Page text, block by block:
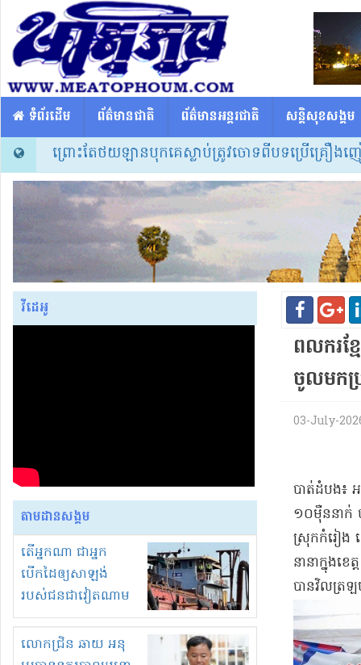
​​ ទំព័រដើម ព័ត៌មានជាតិ ព័ត៌មានអន្តរជាតិ សន្តិសុខសង្គម
នាក់ព្រោះតែថយឡានបុកគេស្លាប់ត្រូវចោទពីបទប្រើគ្រឿងញៀននិង
វីដេអូ
តាមដានសង្គម
តើអ្នកណា ជាអ្នក
បើកដៃឲ្យសាឡង់
របស់ជនជាវៀតណាម
ចូល មកខុស
ច្បាប់លួចបូមខ្សាច់នៅ
លោកជ្រិន ឆាយ អនុ
ពលករ​ខ្
ចូលមក​ប្
03-July-
បាត់ដំបង​៖
១០​ម៉ឺន​នាក់
ស្រុក​កំរៀង
នានា​ក្នុង​ខ
បាន​វិលត្រឡ